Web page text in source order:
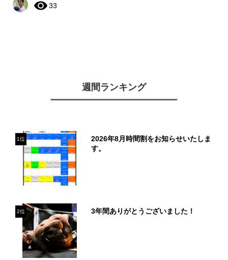
33
週間ランキング
1位
2026年8月時間割をお知らせいたしま
す。
2位 3年間ありがとうございました！